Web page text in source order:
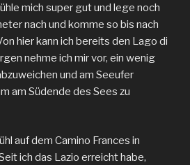
mich super gut und lege noch
nach und komme so bis nach
hier kann ich bereits den Lago di
nehme ich mir vor, ein wenig
und am Seeufer
am Südende des Sees zu
auf dem Camino Frances in
ich das Lazio erreicht habe,